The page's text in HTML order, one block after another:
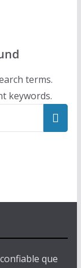
terms.
keywords.
que